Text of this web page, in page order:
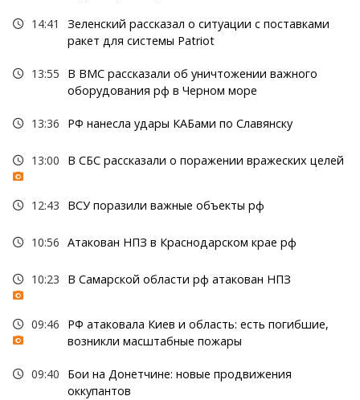
14:41
Зеленский рассказал о ситуации с поставками
ракет для системы Patriot
13:55
В ВМС рассказали об уничтожении важного
оборудования рф в Черном море
13:36 РФ нанесла удары КАБами по Славянску
13:00 В СБС рассказали о поражении вражеских целей
12:43 ВСУ поразили важные объекты рф
10:56 Атакован НПЗ в Краснодарском крае рф
10:23 В Самарской области рф атакован НПЗ
09:46
РФ атаковала Киев и область: есть погибшие,
возникли масштабные пожары
09:40
Бои на Донетчине: новые продвижения
оккупантов